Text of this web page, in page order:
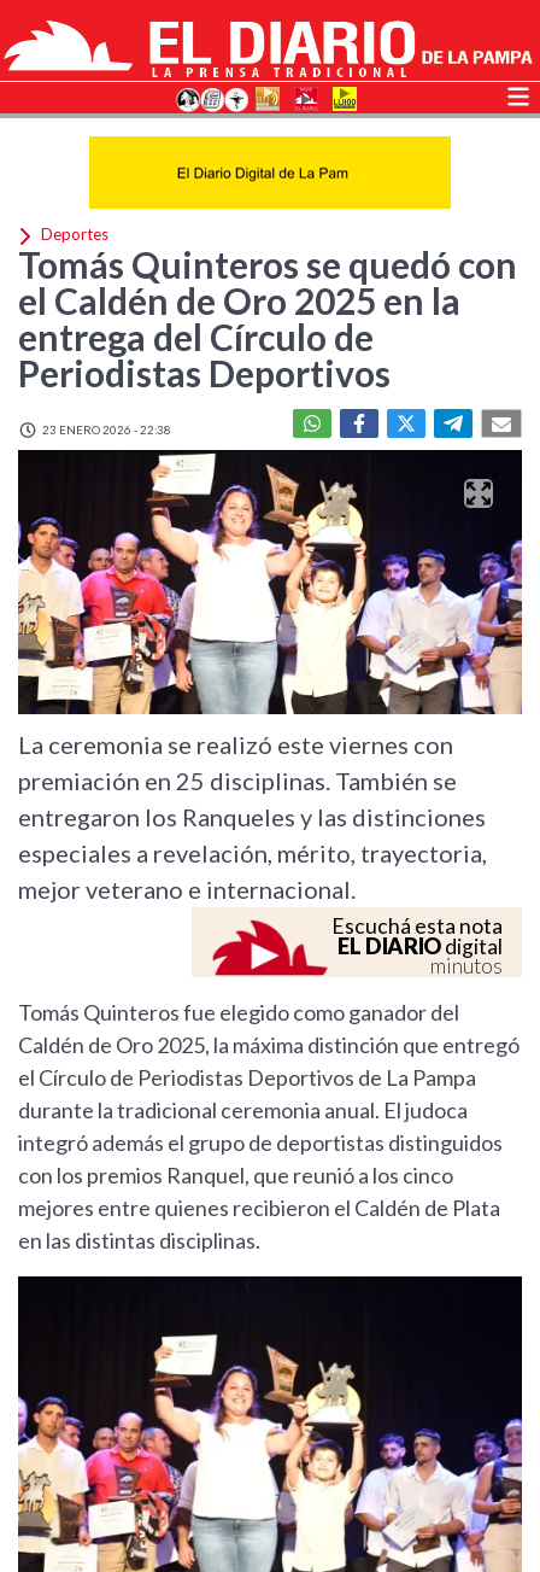
Deportes
Tomás Quinteros se quedó con
el Caldén de Oro 2025 en la
entrega del Círculo de
Periodistas Deportivos
23 ENERO 2026 - 22:38
La ceremonia se realizó este viernes con
premiación en 25 disciplinas. También se
entregaron los Ranqueles y las distinciones
especiales a revelación, mérito, trayectoria,
mejor veterano e internacional.
Escuchá esta nota
EL DIARIOdigital
minutos
Tomás Quinteros fue elegido como ganador del
Caldén de Oro 2025, la máxima distinción que entregó
el Círculo de Periodistas Deportivos de La Pampa
durante la tradicional ceremonia anual. El judoca
integró además el grupo de deportistas distinguidos
con los premios Ranquel, que reunió a los cinco
mejores entre quienes recibieron el Caldén de Plata
en las distintas disciplinas.